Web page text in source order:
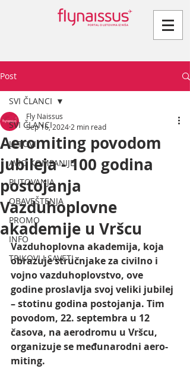
Post
SVI ČLANCI
LETOVI
AVIO KOMPANIJE
PUTOVANJA
OBAVEŠTENJA
PROMO
INFO
TRIKOVI I SAVETI
SVI ČLANCI
Aeromiting povodom
jubileja - 100 godina
postojanja
Vazduhoplovne
akademije u Vršcu
Fly Naissus
Sep 16, 2024 2 min read
Vazduhoplovna akademija, koja
obrazuje stručnjake za civilno i
vojno vazduhoplovstvo, ove
godine proslavlja svoj veliki jubilej
– stotinu godina postojanja. Tim
povodom, 22. septembra u 12
časova, na aerodromu u Vršcu,
organizuje se međunarodni aero-
miting.